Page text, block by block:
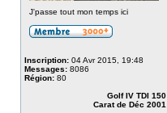
J'passe tout mon temps ici
Inscription: 04 Avr 2015, 19:48
Messages: 8086
Région: 80
Golf IV TDI 150
Carat de Déc 2001